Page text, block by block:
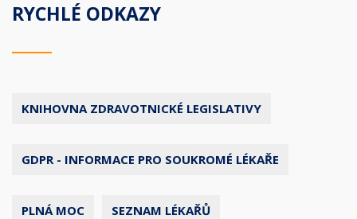
RYCHLÉ ODKAZY
KNIHOVNA ZDRAVOTNICKÉ LEGISLATIVY
GDPR - INFORMACE PRO SOUKROMÉ LÉKAŘE
PLNÁ MOC SEZNAM LÉKAŘŮ